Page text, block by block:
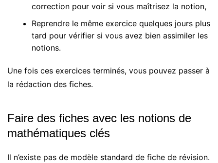
correction pour voir si vous maîtrisez la notion,
Reprendre le même exercice quelques jours plus
tard pour vérifier si vous avez bien assimiler les
notions.
Une fois ces exercices terminés, vous pouvez passer à
la rédaction des fiches.
Faire des fiches avec les notions de
mathématiques clés
Il n’existe pas de modèle standard de fiche de révision.